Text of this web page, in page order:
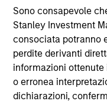
Sono consapevole
Stanley Investment
consociata potranno
perdite derivanti
informazioni
o erronea
dichiarazioni,
16-APR-2025